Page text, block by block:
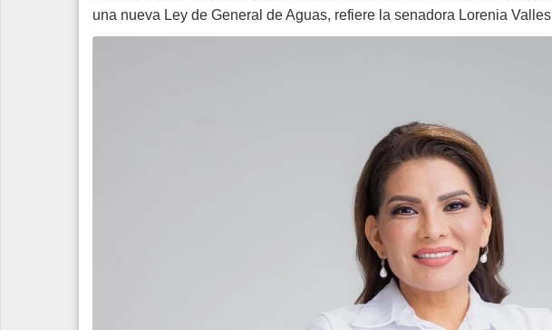
una nueva Ley de General de Aguas, refiere la senadora Lorenia Valles